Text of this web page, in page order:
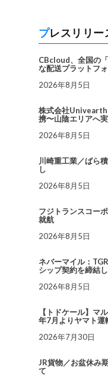
プレスリリ
CBcloud、全国の
な配送プラットフ
2026年8月5日
株式会社Univearth
携〜山陰エリアへ
2026年8月5日
川崎重工業／ばら
し
2026年8月5日
フジトランスコー
就航
2026年8月5日
ネバーマイル：
シップ契約を締結
2026年8月5日
【トドケール】マ
年7月よりヤマト運
2026年7月30日
JR貨物／お盆休み
て